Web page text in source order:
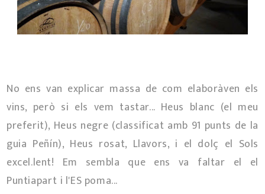
No ens van explicar massa de com elaboràven els
vins, però si els vem tastar... Heus blanc (el meu
preferit), Heus negre (classificat amb 91 punts de la
guia Peñín), Heus rosat, Llavors, i el dolç el Sols
excel.lent! Em sembla que ens va faltar el el
Puntiapart i l'ES poma...